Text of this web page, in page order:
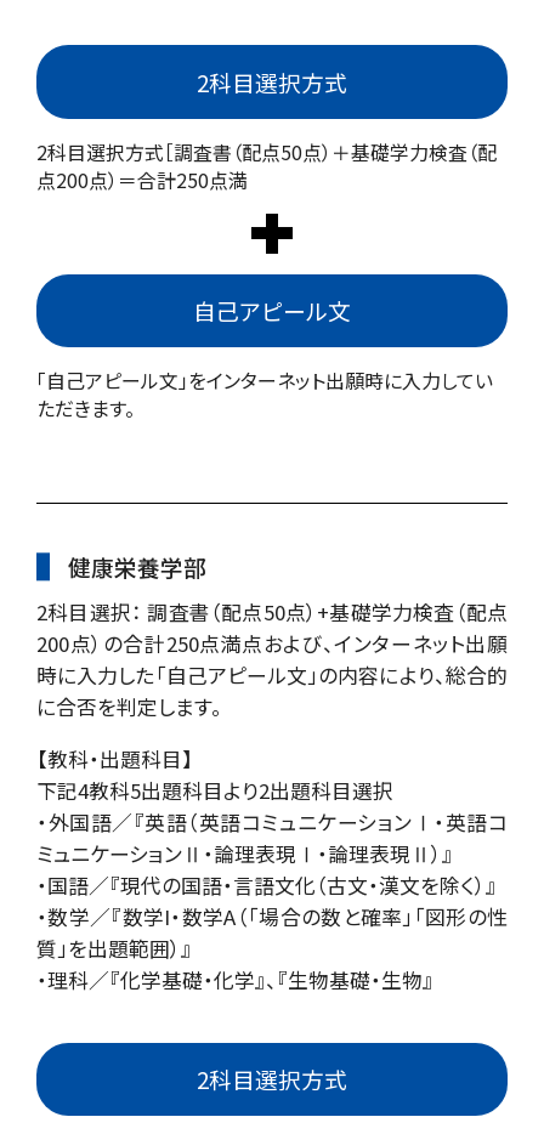
2科目選択方式
2科目選択方式［調査書（配点50点）＋基礎学力検査（配
点200点）＝合計250点満
自己アピール文
「自己アピール文」をインターネット出願時に入力してい
ただきます。
健康栄養学部
2科目選択： 調査書（配点50点）+基礎学力検査（配点
200点）の合計250点満点および、インターネット出願
時に入力した「自己アピール文」の内容により、総合的
に合否を判定します。
【教科・出題科目】
下記4教科5出題科目より2出題科目選択
・外国語／『英語（英語コミュニケーションⅠ・英語コ
ミュニケーションⅡ・論理表現Ⅰ・論理表現Ⅱ）』
・国語／『現代の国語・言語文化（古文・漢文を除く）』
・数学／『数学I・数学A（「場合の数と確率」「図形の性
質」を出題範囲）』
・理科／『化学基礎・化学』、『生物基礎・生物』
2科目選択方式